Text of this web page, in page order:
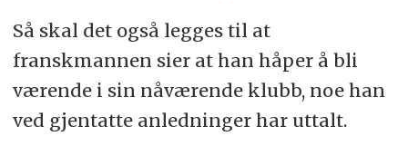
Så skal det også legges til at
franskmannen sier at han håper å bli
værende i sin nåværende klubb, noe han
ved gjentatte anledninger har uttalt.